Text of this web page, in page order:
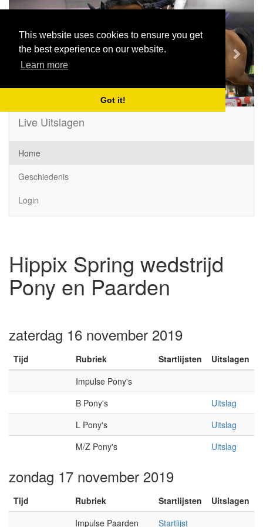
This website uses cookies to ensure you get
the best experience on our website.
Learn more
Got it!
Previous Next
Live Uitslagen
Home
Geschiedenis
Login
Hippix Spring wedstrijd
Pony en Paarden
zaterdag 16 november 2019
Tijd Rubriek Startlijsten
Uitslagen
Impulse Pony's
B Pony's
Uitslag
L Pony's
Uitslag
M/Z Pony's
Uitslag
zondag 17 november 2019
Tijd Rubriek Startlijsten
Uitslagen
Impulse Paarden
Startlijst